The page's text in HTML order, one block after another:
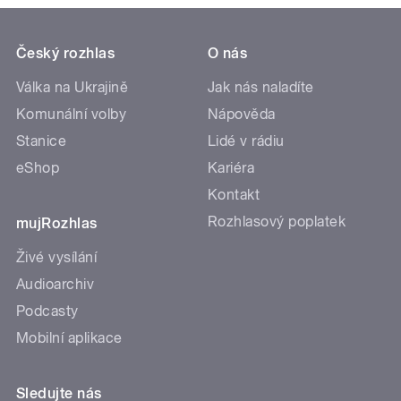
Český rozhlas
Válka na Ukrajině
Komunální volby
Stanice
eShop
mujRozhlas
Živé vysílání
Audioarchiv
Podcasty
Mobilní aplikace
O nás
Jak nás naladíte
Nápověda
Lidé v rádiu
Kariéra
Kontakt
Rozhlasový poplatek
Sledujte nás